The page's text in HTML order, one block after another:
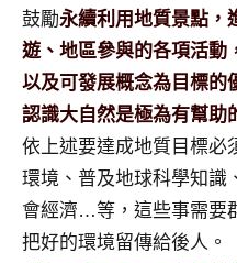
鼓勵永續利用地質景點，
遊、地區參與的各項活動
以及可發展概念為目標的
認識大自然是極為有幫助
依上述要達成地質目標必
環境、普及地球科學知識
會經濟…等，這些事需要
把好的環境留傳給後人。